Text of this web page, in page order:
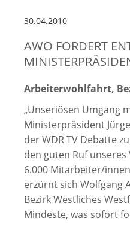
30.04.2010
AWO FORDERT
Arbeiterwohlfahrt,
„Unseriösen Umgang
Ministerpräsident
der WDR TV Debatte
den guten Ruf
6.000 Mitarbeiter/
erzürnt sich Wolfgang
Bezirk Westliches
Mindeste, was sofort